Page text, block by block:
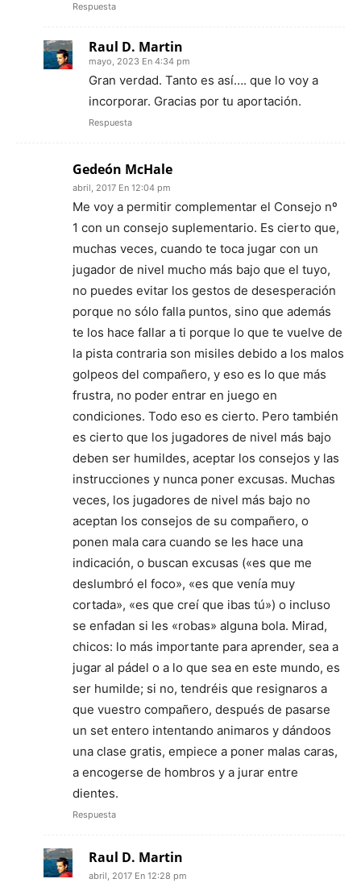
Respuesta
Raul D. Martin
mayo, 2023 En 4:34 pm
Gran verdad. Tanto es así…. que lo voy a
incorporar. Gracias por tu aportación.
Respuesta
Gedeón McHale
abril, 2017 En 12:04 pm
Me voy a permitir complementar el Consejo nº
1 con un consejo suplementario. Es cierto que,
muchas veces, cuando te toca jugar con un
jugador de nivel mucho más bajo que el tuyo,
no puedes evitar los gestos de desesperación
porque no sólo falla puntos, sino que además
te los hace fallar a ti porque lo que te vuelve de
la pista contraria son misiles debido a los malos
golpeos del compañero, y eso es lo que más
frustra, no poder entrar en juego en
condiciones. Todo eso es cierto. Pero también
es cierto que los jugadores de nivel más bajo
deben ser humildes, aceptar los consejos y las
instrucciones y nunca poner excusas. Muchas
veces, los jugadores de nivel más bajo no
aceptan los consejos de su compañero, o
ponen mala cara cuando se les hace una
indicación, o buscan excusas («es que me
deslumbró el foco», «es que venía muy
cortada», «es que creí que ibas tú») o incluso
se enfadan si les «robas» alguna bola. Mirad,
chicos: lo más importante para aprender, sea a
jugar al pádel o a lo que sea en este mundo, es
ser humilde; si no, tendréis que resignaros a
que vuestro compañero, después de pasarse
un set entero intentando animaros y dándoos
una clase gratis, empiece a poner malas caras,
a encogerse de hombros y a jurar entre
dientes.
Respuesta
Raul D. Martin
abril, 2017 En 12:28 pm